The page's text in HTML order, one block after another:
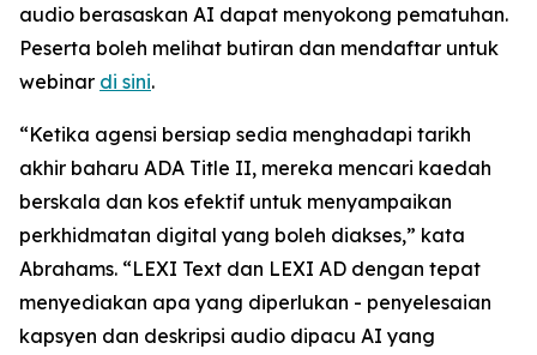
audio berasaskan AI dapat menyokong pematuhan.
Peserta boleh melihat butiran dan mendaftar untuk
webinar di sini.
“Ketika agensi bersiap sedia menghadapi tarikh
akhir baharu ADA Title II, mereka mencari kaedah
berskala dan kos efektif untuk menyampaikan
perkhidmatan digital yang boleh diakses,” kata
Abrahams. “LEXI Text dan LEXI AD dengan tepat
menyediakan apa yang diperlukan - penyelesaian
kapsyen dan deskripsi audio dipacu AI yang